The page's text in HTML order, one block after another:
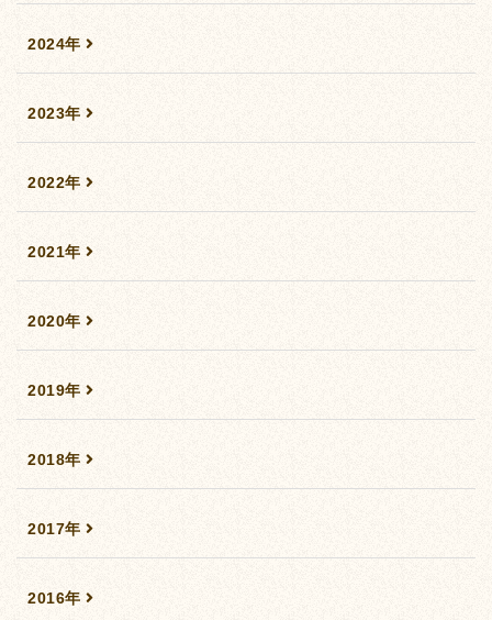
2024年
2023年
2022年
2021年
2020年
2019年
2018年
2017年
2016年